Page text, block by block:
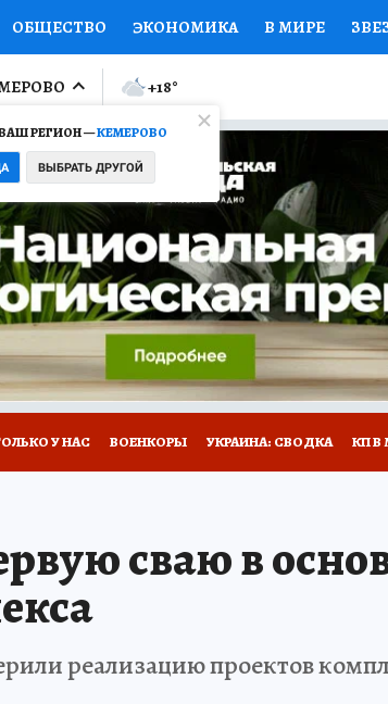
ОБЩЕСТВО ЭКОНОМИКА В МИРЕ
ПРОИСШЕСТВИЯ
МИР Я ЗНАЮ СЕМЬЯ
СЕРИАЛЫ СПЕЦПРОЕКТЫ
КОНКУРСЫ РАБОТА У НАС ГИД
РЕГИОН —КЕМЕРОВО
ВЫБРАТЬ ДРУГОЙ
+18°
У НАС ВОЕНКОРЫ УКРАИНА: СВОДКА КП В
сваю в
реализацию проектов